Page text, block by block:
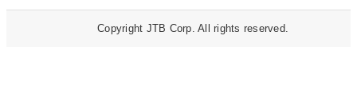
Copyright JTB Corp. All rights reserved.